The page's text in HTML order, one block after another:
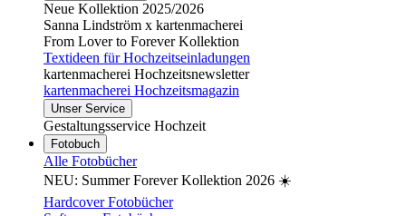
Neue Kollektion 2025/2026
Sanna Lindström x kartenmacherei
From Lover to Forever Kollektion
Textideen für Hochzeitseinladungen
kartenmacherei Hochzeitsnewsletter
kartenmacherei Hochzeitsmagazin
Unser Service
Gestaltungsservice Hochzeit
Fotobuch
Alle Fotobücher
NEU: Summer Forever Kollektion 2026 ☀️
Hardcover Fotobücher